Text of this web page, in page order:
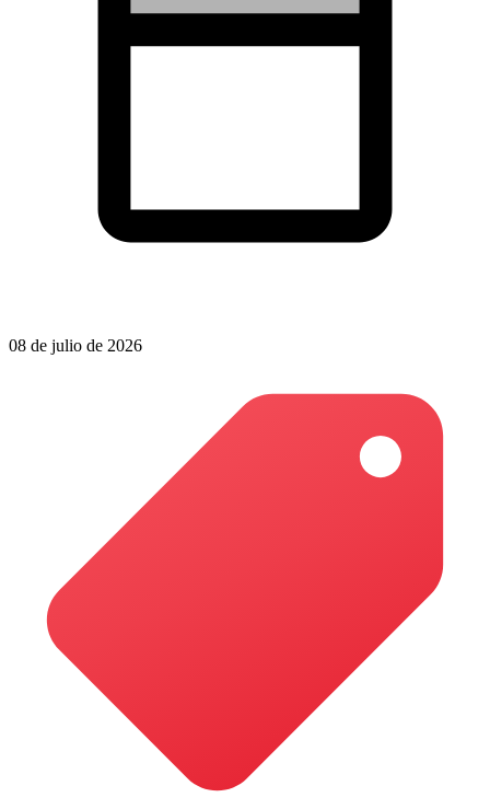
08 de julio de 2026